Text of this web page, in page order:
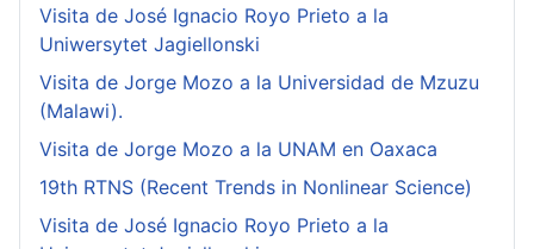
Visita de José Ignacio Royo Prieto a la
Uniwersytet Jagiellonski
Visita de Jorge Mozo a la Universidad de Mzuzu
(Malawi).
Visita de Jorge Mozo a la UNAM en Oaxaca
19th RTNS (Recent Trends in Nonlinear Science)
Visita de José Ignacio Royo Prieto a la